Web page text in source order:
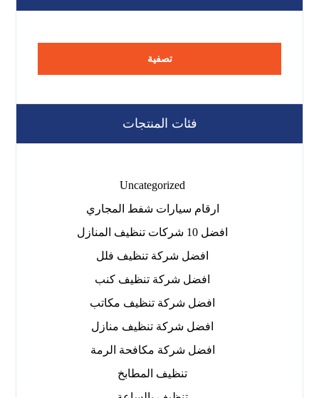
تصفية
فئات المنتجات
Uncategorized
ارقام سيارات شفط المجاري
افضل 10 شركات تنظيف المنازل
افضل شركة تنظيف فلل
افضل شركة تنظيف كنب
افضل شركة تنظيف مكاتب
افضل شركة تنظيف منازل
افضل شركة مكافحة الرمة
تنظيف المطابخ